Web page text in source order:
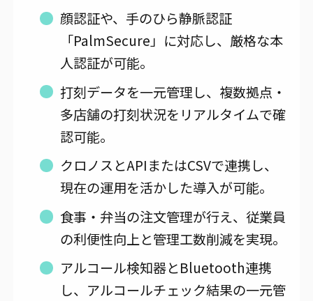
顔認証や、手のひら静脈認証
「PalmSecure」に対応し、厳格な本
人認証が可能。
打刻データを一元管理し、複数拠点・
多店舗の打刻状況をリアルタイムで確
認可能。
クロノスとAPIまたはCSVで連携し、
現在の運用を活かした導入が可能。
食事・弁当の注文管理が行え、従業員
の利便性向上と管理工数削減を実現。
アルコール検知器とBluetooth連携
し、アルコールチェック結果の一元管